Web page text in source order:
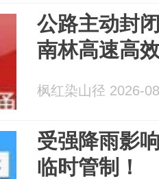
公路主动封
南林高速高
枫红染山径 2026-
受强降雨影
临时管制！